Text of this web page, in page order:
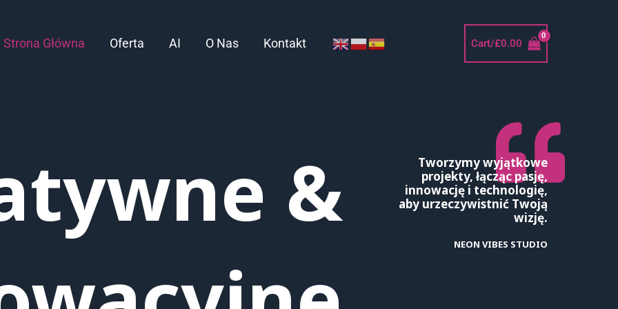
Strona Główna Oferta AI O Nas Kontakt Cart/£0.00
&
Tworzymy wyjątkowe
projekty, łącząc pasję,
innowację i technologię,
aby urzeczywistnić Twoją
wizję.
NEON VIBES STUDIO